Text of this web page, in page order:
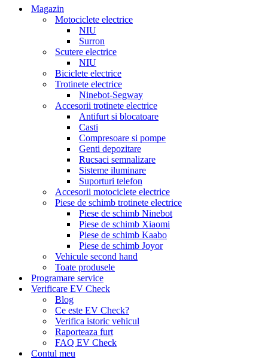
Magazin
Motociclete electrice
NIU
Surron
Scutere electrice
NIU
Biciclete electrice
Trotinete electrice
Ninebot-Segway
Accesorii trotinete electrice
Antifurt si blocatoare
Casti
Compresoare si pompe
Genti depozitare
Rucsaci semnalizare
Sisteme iluminare
Suporturi telefon
Accesorii motociclete electrice
Piese de schimb trotinete electrice
Piese de schimb Ninebot
Piese de schimb Xiaomi
Piese de schimb Kaabo
Piese de schimb Joyor
Vehicule second hand
Toate produsele
Programare service
Verificare EV Check
Blog
Ce este EV Check?
Verifica istoric vehicul
Raporteaza furt
FAQ EV Check
Contul meu